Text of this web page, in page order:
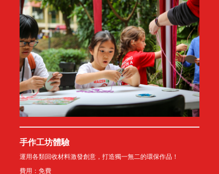
手作工坊體驗
運用各類回收材料激發創意，打造獨一無二的環保作品！
費用：免費